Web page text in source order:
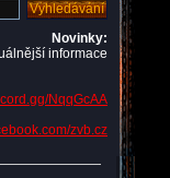
Novinky:
informace
NqqGcAA
zvb.cz